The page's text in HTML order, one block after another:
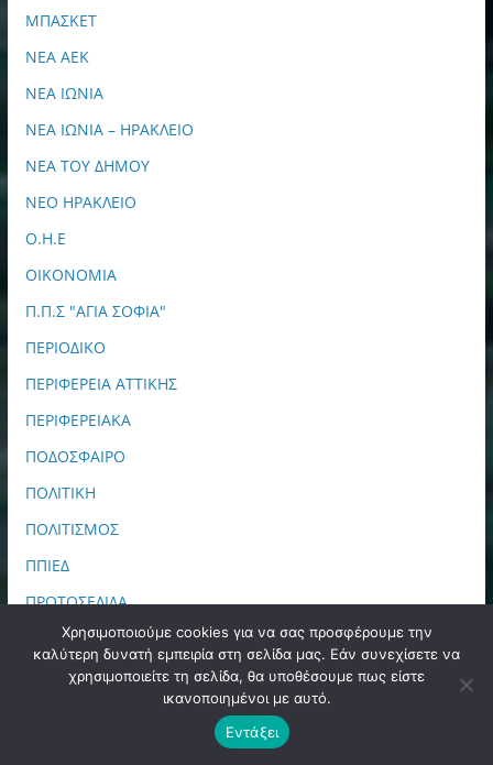
ΜΠΑΣΚΕΤ
ΝΕΑ ΑΕΚ
ΝΕΑ ΙΩΝΙΑ
ΝΕΑ ΙΩΝΙΑ – ΗΡΑΚΛΕΙΟ
ΝΕΑ ΤΟΥ ΔΗΜΟΥ
ΝΕΟ ΗΡΑΚΛΕΙΟ
Ο.Η.Ε
ΟΙΚΟΝΟΜΙΑ
Π.Π.Σ "ΑΓΙΑ ΣΟΦΙΑ"
ΠΕΡΙΟΔΙΚΟ
ΠΕΡΙΦΕΡΕΙΑ ΑΤΤΙΚΗΣ
ΠΕΡΙΦΕΡΕΙΑΚΑ
ΠΟΔΟΣΦΑΙΡΟ
ΠΟΛΙΤΙΚΗ
ΠΟΛΙΤΙΣΜΟΣ
ΠΠΙΕΔ
ΠΡΩΤΟΣΕΛΙΔΑ
ΣΑΝ ΣΗΜΕΡΑ
ΣΙΝΕΜΑ
Χρησιμοποιούμε cookies για να σας προσφέρουμε την
καλύτερη δυνατή εμπειρία στη σελίδα μας. Εάν συνεχίσετε να
χρησιμοποιείτε τη σελίδα, θα υποθέσουμε πως είστε
ικανοποιημένοι με αυτό.
Εντάξει